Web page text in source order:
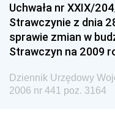
Dziennik Urzędowy
Dziennik Urzędowy
Dziennik Urzędowy
Dziennik Urzędowy
Uchwała nr XXIX/
Strawczynie z dnia
sprawie zmian w
Strawczyn na 2009
Dziennik Urzędowy
2006 nr 441 poz. 3164